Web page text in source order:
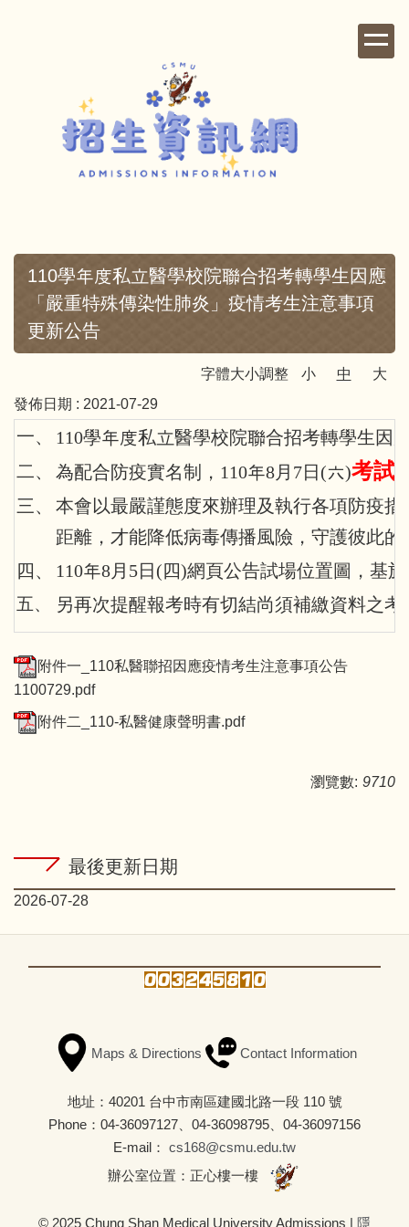
110學年度私立醫學校院聯合招考轉學生因應
「嚴重特殊傳染性肺炎」疫情考生注意事項
更新公告
字體大小調整 小 中
大
發佈日期 : 2021-07-29
一、 110學年度私立醫學校院聯合招考轉學生因
二、
為配合防疫實名制，110年8月7日(六)考試
三、
本會以最嚴謹態度來辦理及執行各項防疫
距離，才能降低病毒傳播風險，守護彼此
四、
110年8月5日(四)網頁公告試場位置圖，基
五、 另再次提醒報考時有切結尚須補繳資料之
附件一_110私醫聯招因應疫情考生注意事項公告
1100729.pdf
附件二_110-私醫健康聲明書.pdf
瀏覽數: 9710
最後更新日期
2026-07-28
Maps & Directions Contact Information
地址：40201 台中市南區建國北路一段 110 號
Phone：04-36097127、04-36098795、04-36097156
E-mail： cs168@csmu.edu.tw
辦公室位置：正心樓一樓
© 2025 Chung Shan Medical University Admissions | 隱